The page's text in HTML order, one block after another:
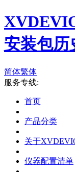
安装包历
简体繁体
服务专线:
首页
产品分类
关于
仪器配置清单